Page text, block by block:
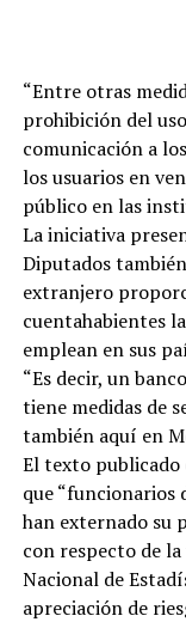
“Entre otras
prohibición del
comunicación a
los usuarios en
público en las
La iniciativa
Diputados
extranjero
cuentahabientes
emplean en sus
“Es decir, un
tiene medidas de
también aquí en
El texto publicado
que “funcionarios
han externado su
con respecto de
Nacional de
apreciación de